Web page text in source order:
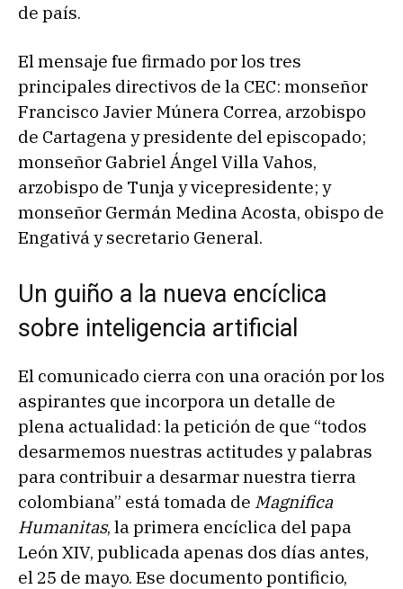
de país.
El mensaje fue firmado por los tres
principales directivos de la CEC: monseñor
Francisco Javier Múnera Correa, arzobispo
de Cartagena y presidente del episcopado;
monseñor Gabriel Ángel Villa Vahos,
arzobispo de Tunja y vicepresidente; y
monseñor Germán Medina Acosta, obispo de
Engativá y secretario General.
Un guiño a la nueva encíclica
sobre inteligencia artificial
El comunicado cierra con una oración por los
aspirantes que incorpora un detalle de
plena actualidad: la petición de que “todos
desarmemos nuestras actitudes y palabras
para contribuir a desarmar nuestra tierra
colombiana” está tomada de Magnifica
Humanitas, la primera encíclica del papa
León XIV, publicada apenas dos días antes,
el 25 de mayo. Ese documento pontificio,